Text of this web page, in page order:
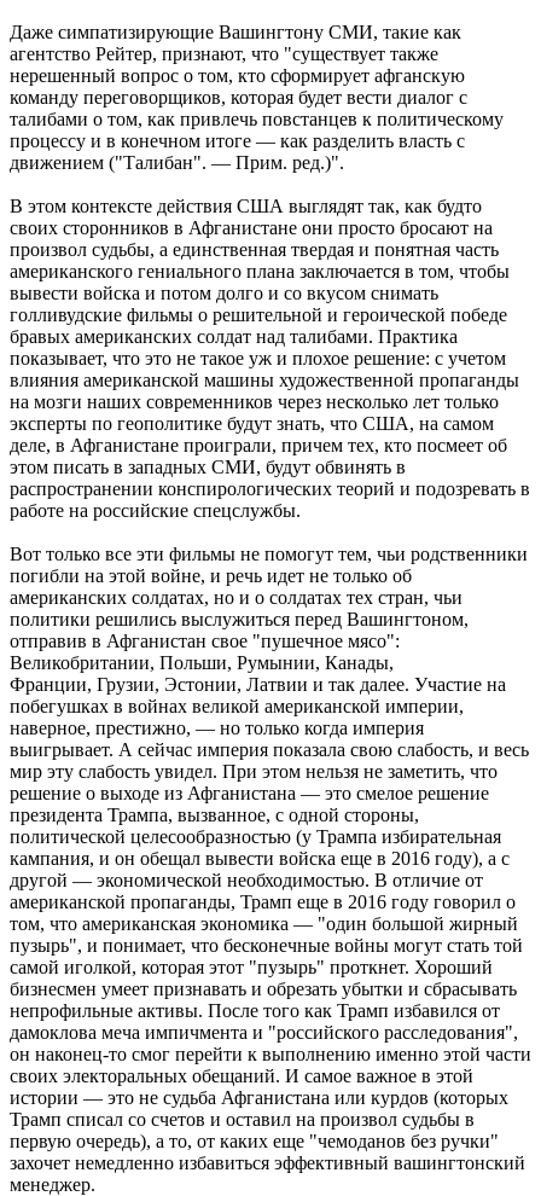
Даже симпатизирующие Вашингтону СМИ, такие как
агентство Рейтер, признают, что "существует также
нерешенный вопрос о том, кто сформирует афганскую
команду переговорщиков, которая будет вести диалог с
талибами о том, как привлечь повстанцев к политическому
процессу и в конечном итоге — как разделить власть с
движением ("Талибан". — Прим. ред.)".
В этом контексте действия США выглядят так, как будто
своих сторонников в Афганистане они просто бросают на
произвол судьбы, а единственная твердая и понятная часть
американского гениального плана заключается в том, чтобы
вывести войска и потом долго и со вкусом снимать
голливудские фильмы о решительной и героической победе
бравых американских солдат над талибами. Практика
показывает, что это не такое уж и плохое решение: с учетом
влияния американской машины художественной пропаганды
на мозги наших современников через несколько лет только
эксперты по геополитике будут знать, что США, на самом
деле, в Афганистане проиграли, причем тех, кто посмеет об
этом писать в западных СМИ, будут обвинять в
распространении конспирологических теорий и подозревать в
работе на российские спецслужбы.
Вот только все эти фильмы не помогут тем, чьи родственники
погибли на этой войне, и речь идет не только об
американских солдатах, но и о солдатах тех стран, чьи
политики решились выслужиться перед Вашингтоном,
отправив в Афганистан свое "пушечное мясо":
Великобритании, Польши, Румынии, Канады,
Франции, Грузии, Эстонии, Латвии и так далее. Участие на
побегушках в войнах великой американской империи,
наверное, престижно, — но только когда империя
выигрывает. А сейчас империя показала свою слабость, и весь
мир эту слабость увидел. При этом нельзя не заметить, что
решение о выходе из Афганистана — это смелое решение
президента Трампа, вызванное, с одной стороны,
политической целесообразностью (у Трампа избирательная
кампания, и он обещал вывести войска еще в 2016 году), а с
другой — экономической необходимостью. В отличие от
американской пропаганды, Трамп еще в 2016 году говорил о
том, что американская экономика — "один большой жирный
пузырь", и понимает, что бесконечные войны могут стать той
самой иголкой, которая этот "пузырь" проткнет. Хороший
бизнесмен умеет признавать и обрезать убытки и сбрасывать
непрофильные активы. После того как Трамп избавился от
дамоклова меча импичмента и "российского расследования",
он наконец-то смог перейти к выполнению именно этой части
своих электоральных обещаний. И самое важное в этой
истории — это не судьба Афганистана или курдов (которых
Трамп списал со счетов и оставил на произвол судьбы в
первую очередь), а то, от каких еще "чемоданов без ручки"
захочет немедленно избавиться эффективный вашингтонский
менеджер.